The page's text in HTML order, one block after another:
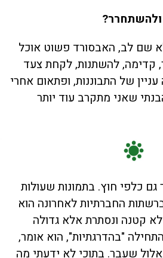
שם לב, האבסורד פשוט אוכל
קדימה, להשתנות, לקחת צעד
של התבוננות, ופתאום אחרי
שאני מתקרב עוד יותר
גם כלפי חוץ. בתמונות שעולות
החברתיות לאחרונה הוא
קטנה ונסתרת אלא גדולה
"בהדרגתיות", הוא אומר,
שעבר. בתוכי לא ידעתי מה